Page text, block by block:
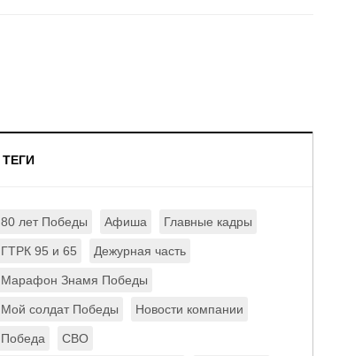
ТЕГИ
80 лет Победы Афиша Главные кадры
ГТРК 95 и 65 Дежурная часть
Марафон Знамя Победы
Мой солдат Победы Новости компании
Победа СВО